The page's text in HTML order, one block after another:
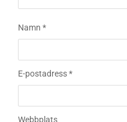
Namn *
E-postadress*
Webbplats